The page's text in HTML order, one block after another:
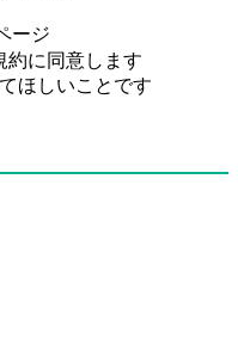
ージ
約に同意します
ほしいことです